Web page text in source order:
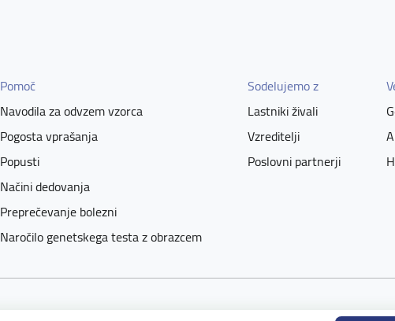
Pomoč
Navodila za odvzem vzorca
Pogosta vprašanja
Popusti
Načini dedovanja
Preprečevanje bolezni
Naročilo genetskega testa z obrazcem
Sodelujemo z
Lastniki živali
Vzreditelji
Poslovni partnerji